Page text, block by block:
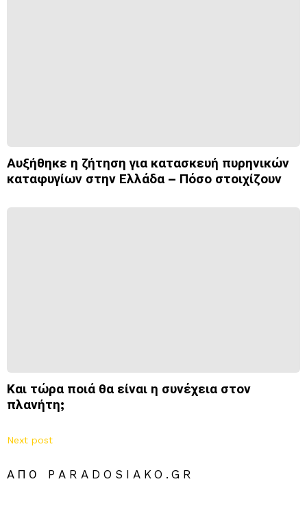
Αυξήθηκε η ζήτηση για κατασκευή πυρηνικών
καταφυγίων στην Ελλάδα – Πόσο στοιχίζουν
Και τώρα ποιά θα είναι η συνέχεια στον
πλανήτη;
Next post
ΑΠΌ PARADOSIAKO.GR